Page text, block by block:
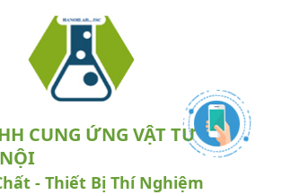
CUNG ỨNG VẬT TƯ VÀ
- Thiết Bị Thí Nghiệm